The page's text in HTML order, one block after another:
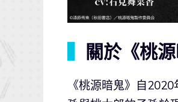
關於《桃源
《桃源暗鬼》自